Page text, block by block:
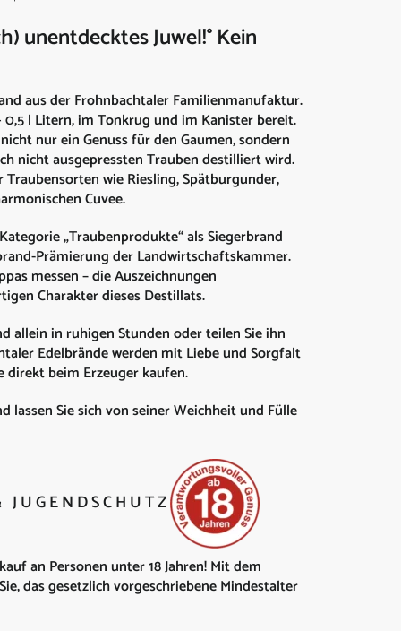
unentdecktes Juwel!° Kein
aus der Frohnbachtaler Familienmanufaktur.
l Litern, im Tonkrug und im Kanister bereit.
nur ein Genuss für den Gaumen, sondern
nicht ausgepressten Trauben destilliert wird.
wie Riesling, Spätburgunder,
Cuvee.
„Traubenprodukte“ als Siegerbrand
Prämierung der Landwirtschaftskammer.
messen – die Auszeichnungen
Charakter dieses Destillats.
allein in ruhigen Stunden oder teilen Sie ihn
Edelbrände werden mit Liebe und Sorgfalt
direkt beim Erzeuger kaufen.
lassen Sie sich von seiner Weichheit und Fülle
an Personen unter 18 Jahren! Mit dem
das gesetzlich vorgeschriebene Mindestalter